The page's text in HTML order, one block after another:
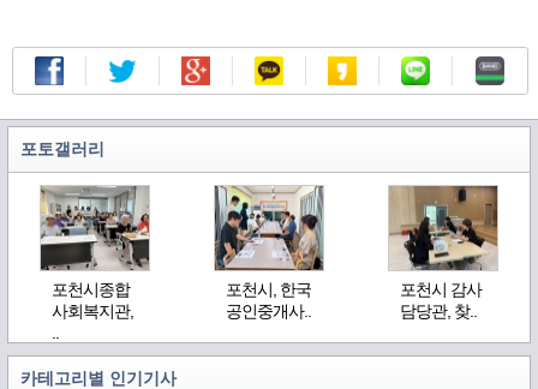
포토갤러리
포천시종합
사회복지관,
포천시, 한국
공인중개사..
포천시 감사
담당관, 찾..
카테고리별 인기기사